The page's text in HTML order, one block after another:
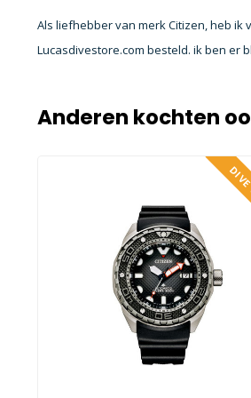
Als liefhebber van merk Citizen, heb ik
Lucasdivestore.com besteld. ik ben er
Anderen kochten